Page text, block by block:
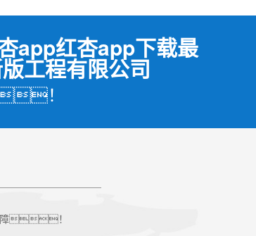
app红杏app下载最
工程有限公司
！
障！